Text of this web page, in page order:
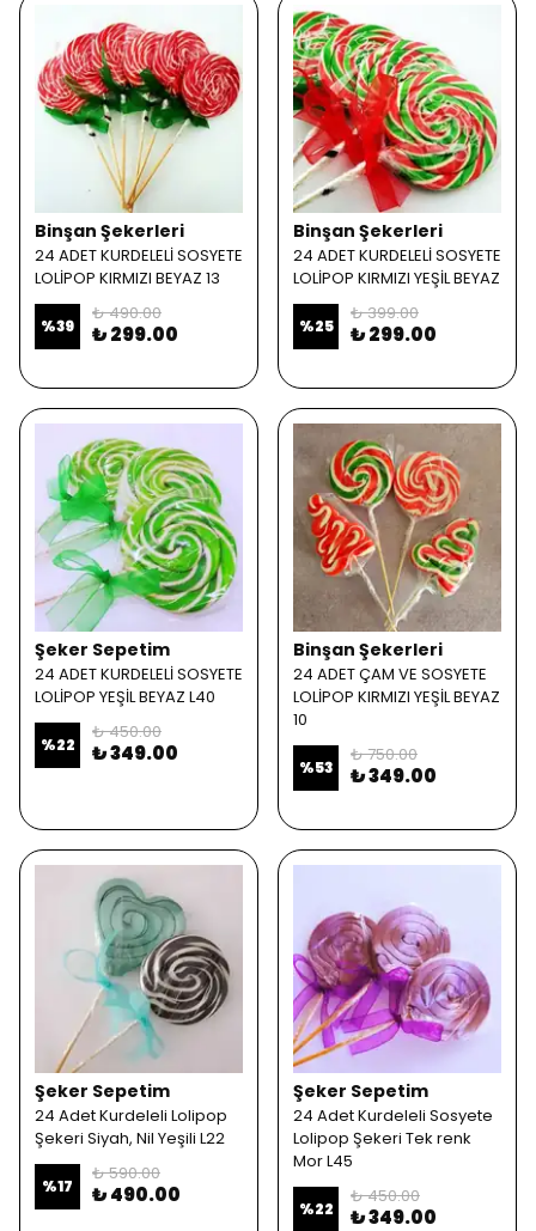
Binşan Şekerleri
24 ADET KURDELELİ SOSYETE
LOLİPOP KIRMIZI BEYAZ 13
%39
₺ 490.00
₺ 299.00
Binşan Şekerleri
24 ADET KURDELELİ SOSYETE
LOLİPOP KIRMIZI YEŞİL BEYAZ
%25
₺ 399.00
₺ 299.00
Şeker Sepetim
24 ADET KURDELELİ SOSYETE
LOLİPOP YEŞİL BEYAZ L40
%22
₺ 450.00
₺ 349.00
Binşan Şekerleri
24 ADET ÇAM VE SOSYETE
LOLİPOP KIRMIZI YEŞİL BEYAZ
10
%53
₺ 750.00
₺ 349.00
Şeker Sepetim
24 Adet Kurdeleli Lolipop
Şekeri Siyah, Nil Yeşili L22
%17
₺ 590.00
₺ 490.00
Şeker Sepetim
24 Adet Kurdeleli Sosyete
Lolipop Şekeri Tek renk
Mor L45
%22
₺ 450.00
₺ 349.00